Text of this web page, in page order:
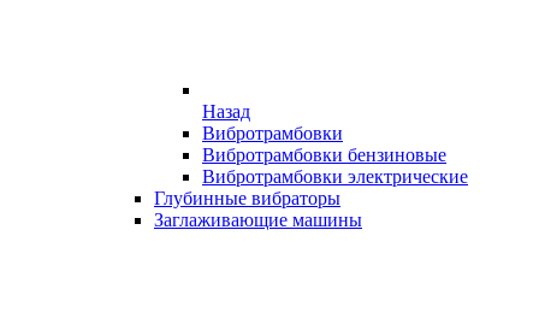
Назад
Вибротрамбовки
Вибротрамбовки бензиновые
Вибротрамбовки электрические
Глубинные вибраторы
Заглаживающие машины